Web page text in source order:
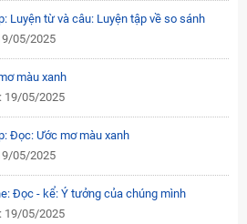
Luyện từ và câu: Luyện tập về so sánh
05/2025
màu xanh
19/05/2025
Đọc: Ước mơ màu xanh
05/2025
Đọc - kể: Ý tưởng của chúng mình
19/05/2025